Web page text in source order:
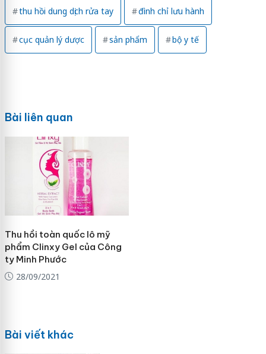
thu hồi dung dịch rửa tay đình chỉ lưu hành
cục quản lý dược sản phẩm bộ y tế
Bài liên quan
Thu hồi toàn quốc lô mỹ
phẩm Clinxy Gel của Công
ty Minh Phước
28/09/2021
Bài viết khác